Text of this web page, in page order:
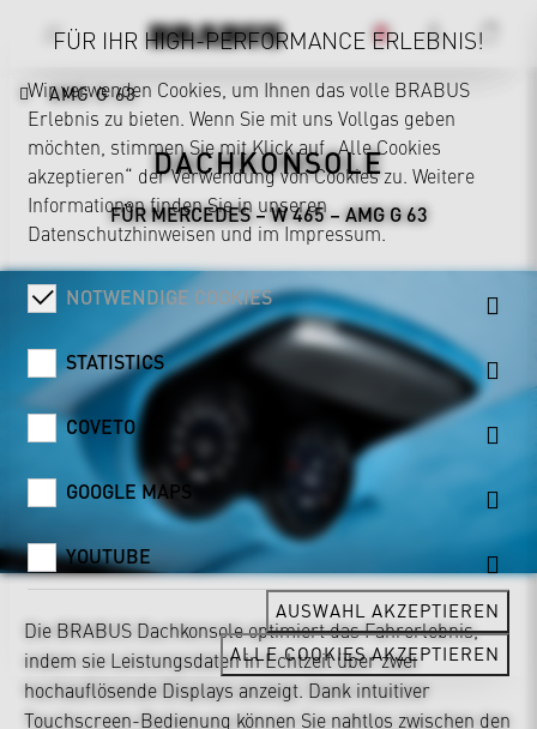
AMG G 63
DACHKONSOLE
FÜR MERCEDES – W 465 – AMG G 63
Die BRABUS Dachkonsole optimiert das Fahrerlebnis,
indem sie Leistungsdaten in Echtzeit über zwei
hochauflösende Displays anzeigt. Dank intuitiver
Touchscreen-Bedienung können Sie nahtlos zwischen den
FÜR IHR HIGH-PERFORMANCE ERLEBNIS!
Wir verwenden Cookies, um Ihnen das volle BRABUS
Erlebnis zu bieten. Wenn Sie mit uns Vollgas geben
möchten, stimmen Sie mit Klick auf „Alle Cookies
akzeptieren“ der Verwendung von Cookies zu. Weitere
Informationen finden Sie in unseren
Datenschutzhinweisenund imImpressum.
NOTWENDIGE COOKIES
STATISTICS
COVETO
GOOGLE MAPS
YOUTUBE
AUSWAHL AKZEPTIEREN
ALLE COOKIES AKZEPTIEREN